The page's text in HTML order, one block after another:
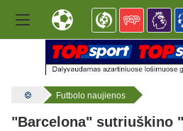
Futbolo naujienos
"Barcelona" sutriuškino